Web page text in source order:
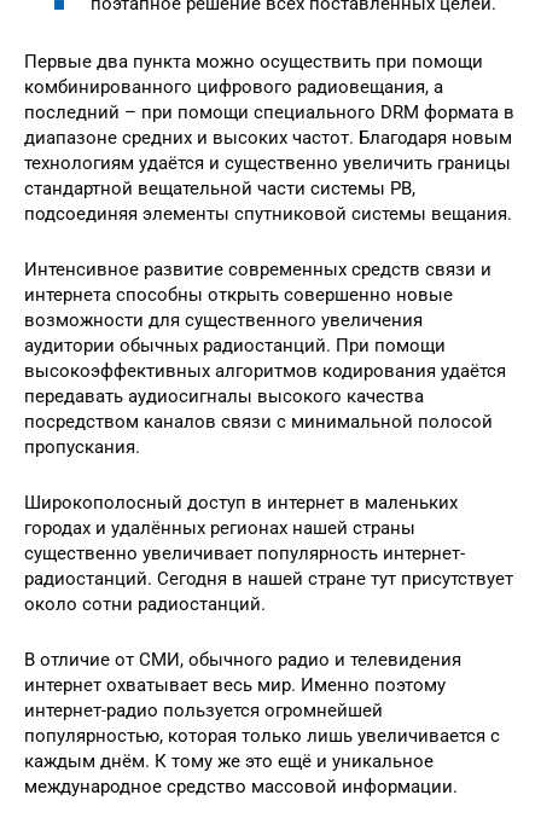
Первые два пункта можно осуществить при помощи
комбинированного цифрового радиовещания, а
последний – при помощи специального DRM формата в
диапазоне средних и высоких частот. Благодаря новым
технологиям удаётся и существенно увеличить границы
стандартной вещательной части системы РВ,
подсоединяя элементы спутниковой системы вещания.
Интенсивное развитие современных средств связи и
интернета способны открыть совершенно новые
возможности для существенного увеличения
аудитории обычных радиостанций. При помощи
высокоэффективных алгоритмов кодирования удаётся
передавать аудиосигналы высокого качества
посредством каналов связи с минимальной полосой
пропускания.
Широкополосный доступ в интернет в маленьких
городах и удалённых регионах нашей страны
существенно увеличивает популярность интернет-
радиостанций. Сегодня в нашей стране тут присутствует
около сотни радиостанций.
В отличие от СМИ, обычного радио и телевидения
интернет охватывает весь мир. Именно поэтому
интернет-радио пользуется огромнейшей
популярностью, которая только лишь увеличивается с
каждым днём. К тому же это ещё и уникальное
международное средство массовой информации.